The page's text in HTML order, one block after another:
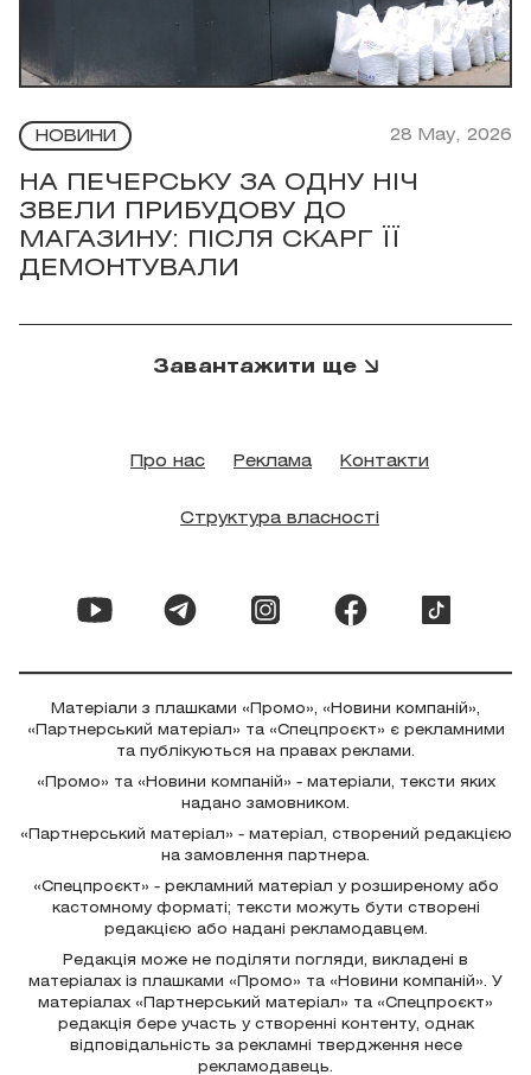
НОВИНИ 28 May, 2026
НА ПЕЧЕРСЬКУ ЗА ОДНУ НІЧ
ЗВЕЛИ ПРИБУДОВУ ДО
МАГАЗИНУ: ПІСЛЯ СКАРГ ЇЇ
ДЕМОНТУВАЛИ
Завантажити ще
Про нас Реклама Контакти
Структура власності
Матеріали з плашками «Промо», «Новини компаній»,
«Партнерський матеріал» та «Спецпроєкт» є рекламними
та публікуються на правах реклами.
«Промо» та «Новини компаній» - матеріали, тексти яких
надано замовником.
«Партнерський матеріал» - матеріал, створений редакцією
на замовлення партнера.
«Спецпроєкт» - рекламний матеріал у розширеному або
кастомному форматі; тексти можуть бути створені
редакцією або надані рекламодавцем.
Редакція може не поділяти погляди, викладені в
матеріалах із плашками «Промо» та «Новини компаній». У
матеріалах «Партнерський матеріал» та «Спецпроєкт»
редакція бере участь у створенні контенту, однак
відповідальність за рекламні твердження несе
рекламодавець.